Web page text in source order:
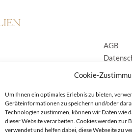
Cookie-
Um Ihnen ein optimales Erlebnis zu bieten,
Geräteinformationen zu speichern und/oder
Technologien zustimmen, können wir Daten wie
dieser Website verarbeiten. Cookies werden zur
verwendet und helfen dabei, diese Webseite zu
AGB
Cookie-
U)